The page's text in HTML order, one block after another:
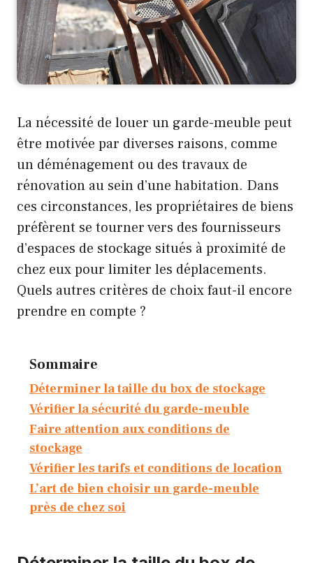
La nécessité de louer un garde-meuble peut
être motivée par diverses raisons, comme
un déménagement ou des travaux de
rénovation au sein d’une habitation. Dans
ces circonstances, les propriétaires de biens
préfèrent se tourner vers des fournisseurs
d’espaces de stockage situés à proximité de
chez eux pour limiter les déplacements.
Quels autres critères de choix faut-il encore
prendre en compte ?
Sommaire
Déterminer la taille du box de stockage
Vérifier la sécurité du garde-meuble
Faire attention aux conditions de
stockage
Vérifier les tarifs et conditions de location
L’art de bien choisir un garde-meuble
près de chez soi